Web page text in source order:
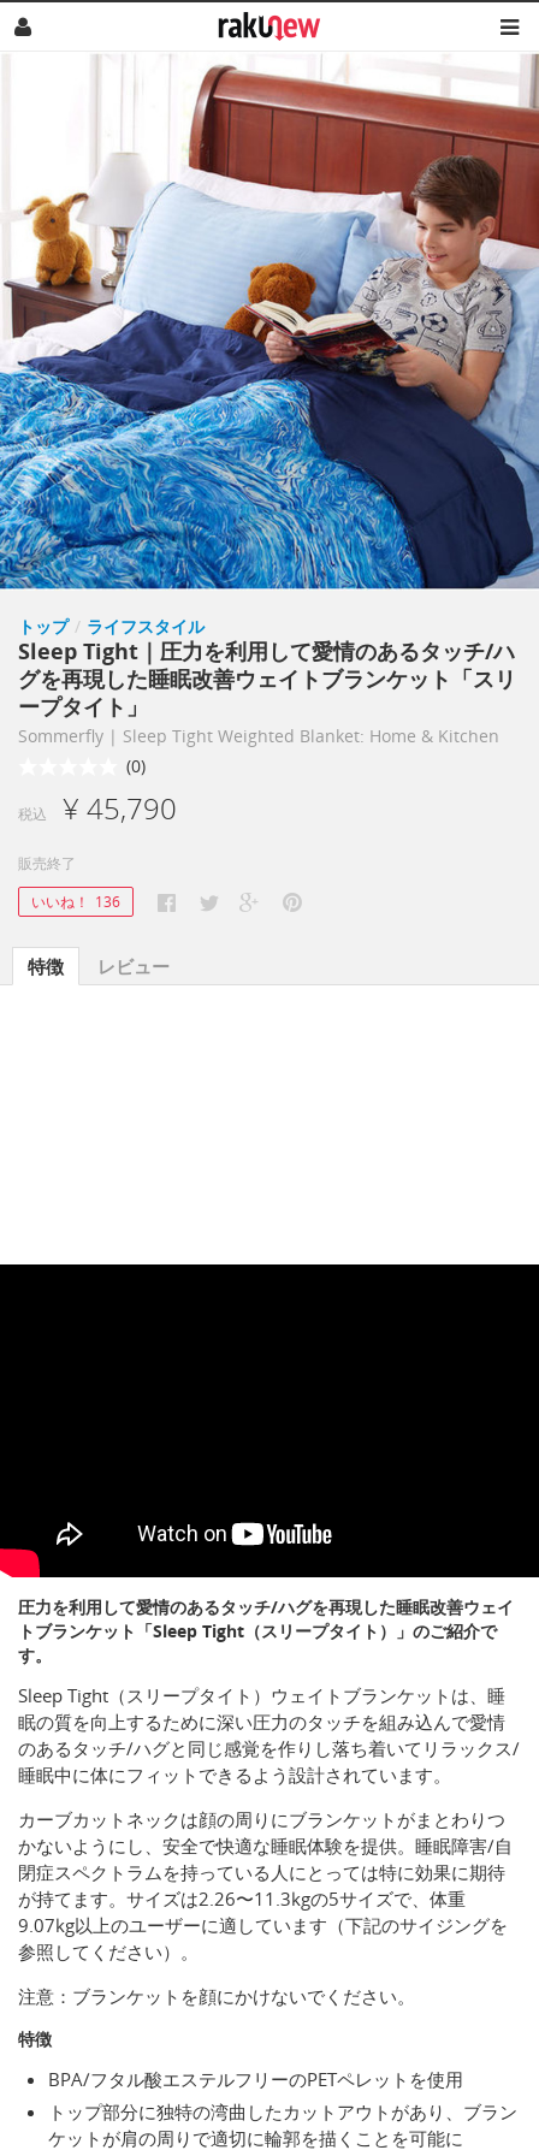
トップ / ライフスタイル
Sleep Tight｜圧力を利用して愛情のあるタッチ/ハ
グを再現した睡眠改善ウェイトブランケット「スリ
ープタイト」
Sommerfly | Sleep Tight Weighted Blanket: Home & Kitchen
(0)
税込 ¥ 45,790
販売終了
いいね！
136
特徴 レビュー
圧力を利用して愛情のあるタッチ/ハグを再現した睡眠改善ウェイ
トブランケット「Sleep Tight（スリープタイト）」のご紹介で
す。
Sleep Tight（スリープタイト）ウェイトブランケットは、睡
眠の質を向上するために深い圧力のタッチを組み込んで愛情
のあるタッチ/ハグと同じ感覚を作りし落ち着いてリラックス/
睡眠中に体にフィットできるよう設計されています。
カーブカットネックは顔の周りにブランケットがまとわりつ
かないようにし、安全で快適な睡眠体験を提供。睡眠障害/自
閉症スペクトラムを持っている人にとっては特に効果に期待
が持てます。サイズは2.26〜11.3kgの5サイズで、体重
9.07kg以上のユーザーに適しています（下記のサイジングを
参照してください）。
注意：ブランケットを顔にかけないでください。
特徴
BPA/フタル酸エステルフリーのPETペレットを使用
トップ部分に独特の湾曲したカットアウトがあり、ブラン
ケットが肩の周りで適切に輪郭を描くことを可能に